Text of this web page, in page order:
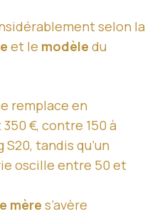
selon la
et le modèle du
remplace en
€, contre 150 à
S20, tandis qu’un
oscille entre 50 et
mère s’avère